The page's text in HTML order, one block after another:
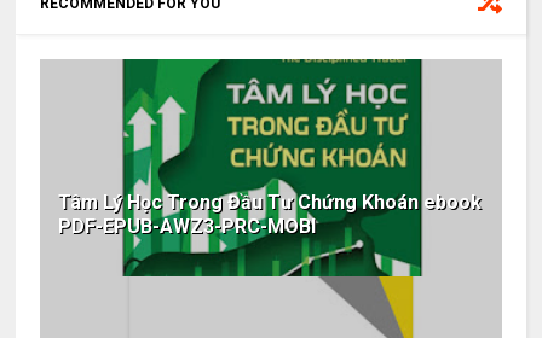
Tâm Lý Học Trong Đầu Tư Chứng Khoán ebook
PDF-EPUB-AWZ3-PRC-MOBI